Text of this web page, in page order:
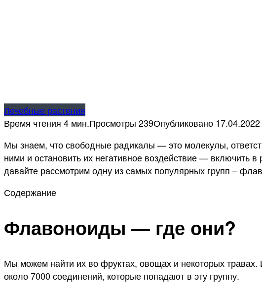
Лечебные растения
Время чтения 4 мин.Просмотры 239Опубликовано 17.04.2022
Мы знаем, что свободные радикалы — это молекулы,
ними и остановить их негативное воздействие — включить
давайте рассмотрим одну из самых популярных групп –
Содержание
Флавоноиды — где они?
Мы можем найти их во фруктах, овощах и некоторых
около 7000 соединений, которые попадают в эту группу.